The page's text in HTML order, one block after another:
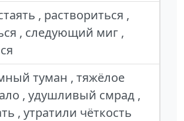
, раствориться ,
, следующий миг ,
туман , тяжёлое
, удушливый смрад ,
, утратили чёткость